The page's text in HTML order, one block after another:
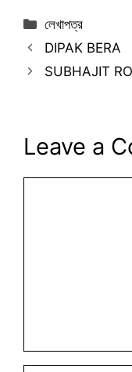
Categories
লেখাপত্র
DIPAK BERA
SUBHAJIT
Leave a